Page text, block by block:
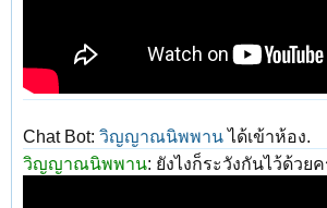
Chat Bot: วิญญาณนิพพานได้เข้าห้อง.
วิญญาณนิพพาน: ยังไงก็ระวังกันไว้ด้วย